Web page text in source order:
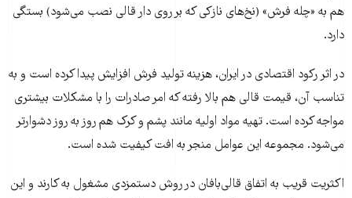
هم به «چله فرش» (نخ‌های نازکی که بر روی دار قالی نصب می‌شود) بستگی
دارد.
در اثر رکود اقتصادی در ایران، هزینه تولید فرش افزایش پیدا کرده است و به
تناسب آن، قیمت قالی هم بالا رفته که امر صادرات را با مشکلات بیشتری
مواجه کرده است. تهیه مواد اولیه مانند پشم و کرک هم روز به روز دشوارتر
می‌شود. مجموعه این عوامل منجر به افت کیفیت شده است.
اکثریت قریب به اتفاق قالی‌بافان در روش دستمزدی مشغول به کارند و این